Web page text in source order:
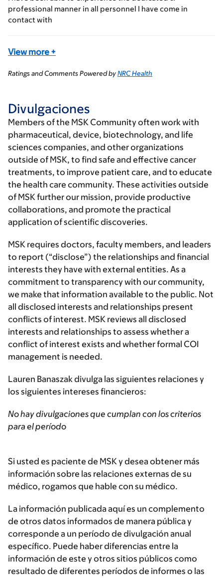
professional manner in all personnel I have come in
contact with
View more +
Ratings and Comments Powered byNRC Health
Divulgaciones
Members of the MSK Community often work with
pharmaceutical, device, biotechnology, and life
sciences companies, and other organizations
outside of MSK, to find safe and effective cancer
treatments, to improve patient care, and to educate
the health care community. These activities outside
of MSK further our mission, provide productive
collaborations, and promote the practical
application of scientific discoveries.
MSK requires doctors, faculty members, and leaders
to report (“disclose”) the relationships and financial
interests they have with external entities. As a
commitment to transparency with our community,
we make that information available to the public. Not
all disclosed interests and relationships present
conflicts of interest. MSK reviews all disclosed
interests and relationships to assess whether a
conflict of interest exists and whether formal COI
management is needed.
Lauren Banaszak divulga las siguientes relaciones y
los siguientes intereses financieros:
No hay divulgaciones que cumplan con los criterios
para el período
Si usted es paciente de MSK y desea obtener más
información sobre las relaciones externas de su
médico, rogamos que hable con su médico.
La información publicada aquí es un complemento
de otros datos informados de manera pública y
corresponde a un período de divulgación anual
específico. Puede haber diferencias entre la
información de este y otros sitios públicos como
resultado de diferentes períodos de informes o las